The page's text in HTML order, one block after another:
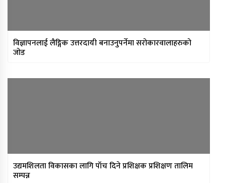
विज्ञापनलाई लैङ्गिक उत्तरदायी बनाउनुपर्नेमा सरोकारवालाहरुको
जोड
उद्यमशिलता विकासका लागि पाँच दिने प्रशिक्षक प्रशिक्षण तालिम
सम्पन्न